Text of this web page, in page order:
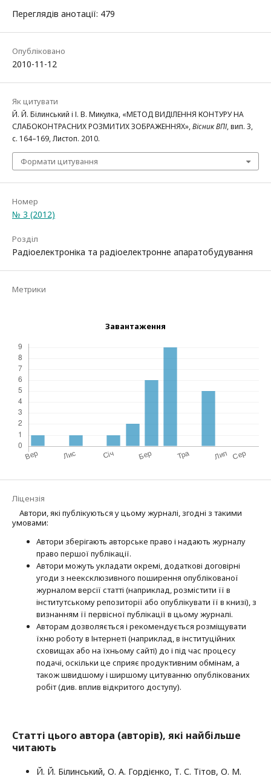
Переглядів анотації: 479
Опубліковано
2010-11-12
Як цитувати
Й. Й. Білинський і І. В. Микулка, «МЕТОД ВИДІЛЕННЯ КОНТУРУ НА
СЛАБОКОНТРАСНИХ РОЗМИТИХ ЗОБРАЖЕННЯХ»,Вісник ВПІ, вип. 3,
с. 164–169, Листоп. 2010.
Формати цитування
Номер
№ 3 (2012)
Розділ
Радіоелектроніка та радіоелектронне апаратобудування
Метрики
Завантаження
Ліцензія
Автори, які публікуються у цьому журналі, згодні з такими
умовами:
Автори зберігають авторське право і надають журналу
право першої публі­кації.
Автори можуть укладати окремі, додат­кові договірні
угоди з неексклюзив­ного поширення опублікованої
журналом версії статті (наприклад, розмістити її в
інститутському репозиторії або опубліку­вати її в книзі), з
визнанням її первісної публікації в цьому журналі.
Авторам дозволяється і рекомендується розміщувати
їхню роботу в Інтернеті (наприклад, в інституційних
сховищах або на їхньому сайті) до і під час процесу
подачі, оскільки це сприяє продуктивним обмінам, а
також швидшому і ширшому цитуванню опубліко­ва­них
робіт (див. вплив відкритого доступу).
Статті цього автора (авторів), які найбільше
читають
Й. Й. Білинський, О. А. Гордієнко, Т. С. Тітов, О. М.